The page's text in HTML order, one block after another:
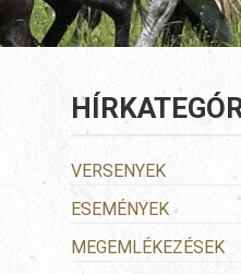
VERSENYEK
ESEMÉNYEK
MEGEMLÉKEZÉSEK